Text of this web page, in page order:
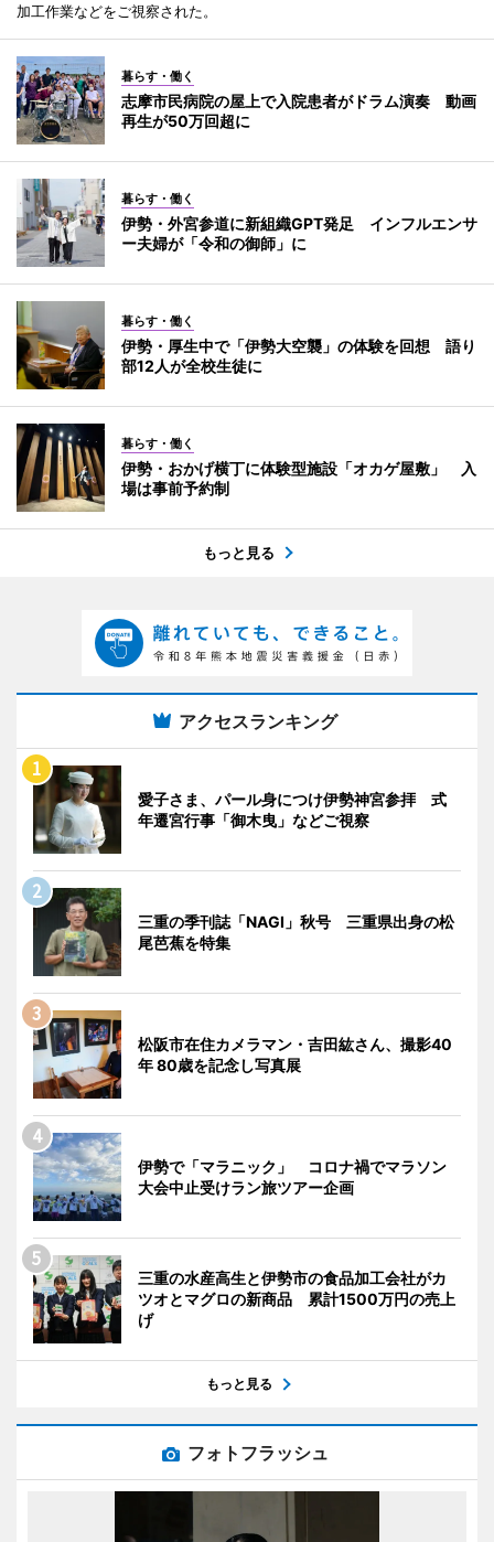
加工作業などをご視察された。
暮らす・働く
志摩市民病院の屋上で入院患者がドラム演奏 動画
再生が50万回超に
暮らす・働く
伊勢・外宮参道に新組織GPT発足 インフルエンサ
ー夫婦が「令和の御師」に
暮らす・働く
伊勢・厚生中で「伊勢大空襲」の体験を回想 語り
部12人が全校生徒に
暮らす・働く
伊勢・おかげ横丁に体験型施設「オカゲ屋敷」 入
場は事前予約制
もっと見る
アクセスランキング
愛子さま、パール身につけ伊勢神宮参拝 式
年遷宮行事「御木曳」などご視察
三重の季刊誌「NAGI」秋号 三重県出身の松
尾芭蕉を特集
松阪市在住カメラマン・吉田紘さん、撮影40
年 80歳を記念し写真展
伊勢で「マラニック」 コロナ禍でマラソン
大会中止受けラン旅ツアー企画
三重の水産高生と伊勢市の食品加工会社がカ
ツオとマグロの新商品 累計1500万円の売上
げ
もっと見る
フォトフラッシュ